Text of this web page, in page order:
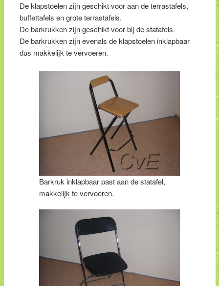
De klapstoelen zijn geschikt voor aan de terrastafels,
buffettafels en grote terrastafels.
De barkrukken zijn geschikt voor bij de statafels.
De barkrukken zijn evenals de klapstoelen inklapbaar
dus makkelijk te vervoeren.
Barkruk inklapbaar past aan de statafel,
makkelijk te vervoeren.